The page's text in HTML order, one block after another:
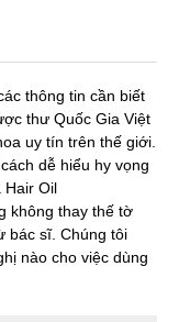
thông tin cần biết
thư Quốc Gia Việt
uy tín trên thế giới.
dễ hiểu hy vọng
Hair Oil
không thay thế tờ
bác sĩ. Chúng tôi
nào cho việc dùng